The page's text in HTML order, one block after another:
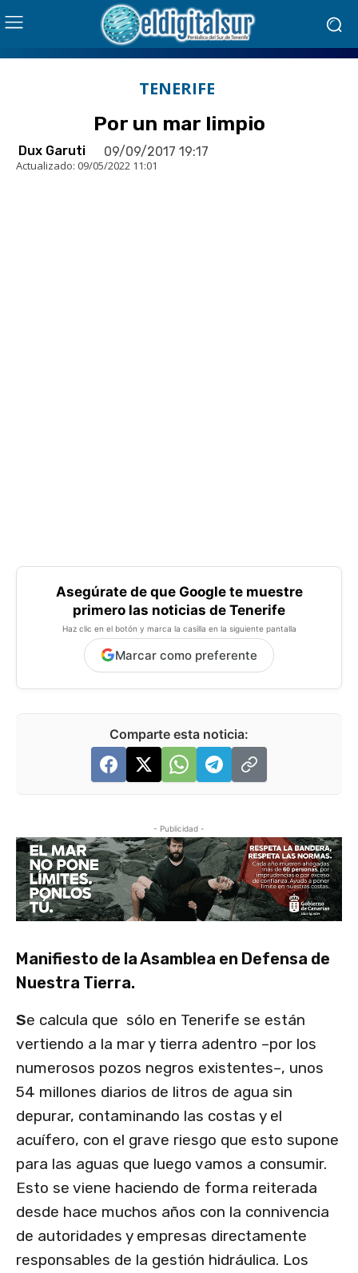
TENERIFE
Por un mar limpio
Dux Garuti 09/09/2017 19:17
Actualizado: 09/05/2022 11:01
Asegúrate de que Google te muestre
primero las noticias de Tenerife
Haz clic en el botón y marca la casilla en la siguiente pantalla
Marcar como preferente
Comparte esta noticia:
- Publicidad -
Manifiesto de la Asamblea en Defensa de
Nuestra Tierra.
Se calcula que sólo en Tenerife se están
vertiendo a la mar y tierra adentro –por los
numerosos pozos negros existentes–, unos
54 millones diarios de litros de agua sin
depurar, contaminando las costas y el
acuífero, con el grave riesgo que esto supone
para las aguas que luego vamos a consumir.
Esto se viene haciendo de forma reiterada
desde hace muchos años con la connivencia
de autoridades y empresas directamente
responsables de la gestión hidráulica. Los